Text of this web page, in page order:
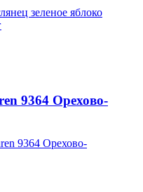
9364 Орехово-